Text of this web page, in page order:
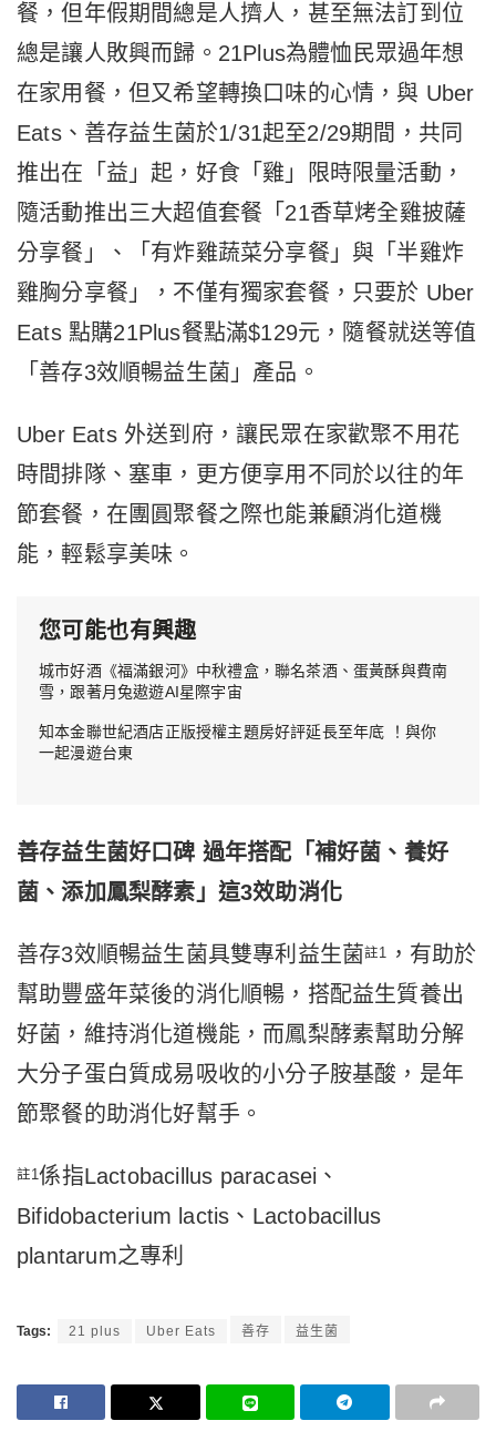
餐，但年假期間總是人擠人，甚至無法訂到位
總是讓人敗興而歸。21Plus為體恤民眾過年想
在家用餐，但又希望轉換口味的心情，與 Uber
Eats、善存益生菌於1/31起至2/29期間，共同
推出在「益」起，好食「雞」限時限量活動，
隨活動推出三大超值套餐「21香草烤全雞披薩
分享餐」、「有炸雞蔬菜分享餐」與「半雞炸
雞胸分享餐」，不僅有獨家套餐，只要於 Uber
Eats 點購21Plus餐點滿$129元，隨餐就送等值
「善存3效順暢益生菌」產品。
Uber Eats 外送到府，讓民眾在家歡聚不用花
時間排隊、塞車，更方便享用不同於以往的年
節套餐，在團圓聚餐之際也能兼顧消化道機
能，輕鬆享美味。
您可能也有興趣
城市好酒《福滿銀河》中秋禮盒，聯名茶酒、蛋黃酥與費南
雪，跟著月兔遨遊AI星際宇宙
知本金聯世紀酒店正版授權主題房好評延長至年底 ！與你
一起漫遊台東
善存益生菌好口碑 過年搭配「補好菌 、養好
菌、添加鳳梨酵素」這3效助消化
善存3效順暢益生菌具雙專利益生菌註1
，有助於
幫助豐盛年菜後的消化順暢，搭配益生質養出
好菌，維持消化道機能，而鳳梨酵素幫助分解
大分子蛋白質成易吸收的小分子胺基酸，是年
節聚餐的助消化好幫手。
註1係指Lactobacillus paracasei、
Bifidobacterium lactis、Lactobacillus
plantarum之專利
Tags: 21 plus Uber Eats 善存 益生菌